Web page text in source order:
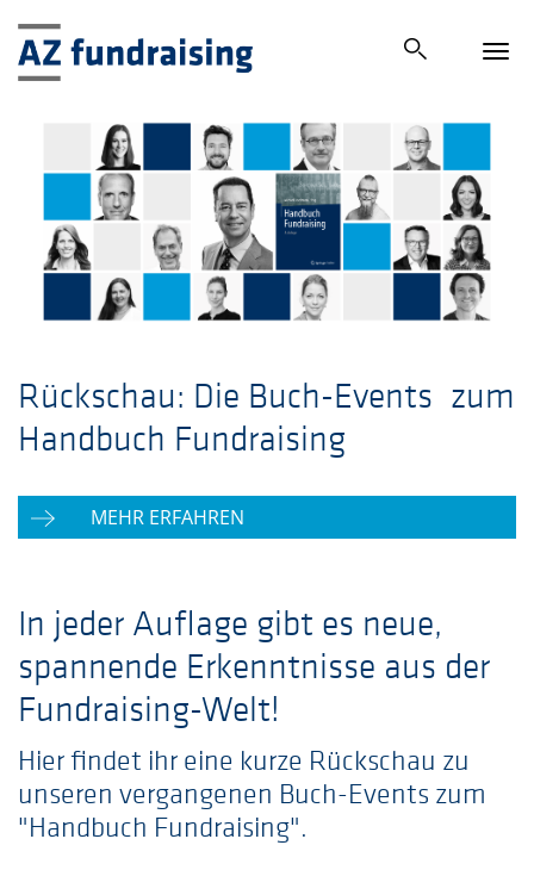
Rückschau: Die Buch-Events zum
Handbuch Fundraising
MEHR ERFAHREN
In jeder Auflage gibt es neue,
spannende Erkenntnisse aus der
Fundraising-Welt!
Hier findet ihr eine kurze Rückschau zu
unseren vergangenen Buch-Events zum
"Handbuch Fundraising".